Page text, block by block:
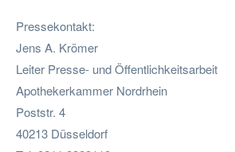
Pressekontakt:
Jens A. Krömer
Leiter Presse- und Öffentlichkeitsarbeit
Apothekerkammer Nordrhein
Poststr. 4
40213 Düsseldorf